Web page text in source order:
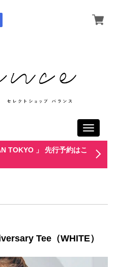
Toggle
TOKYO 」 先行予約はこ
Tee（WHITE）